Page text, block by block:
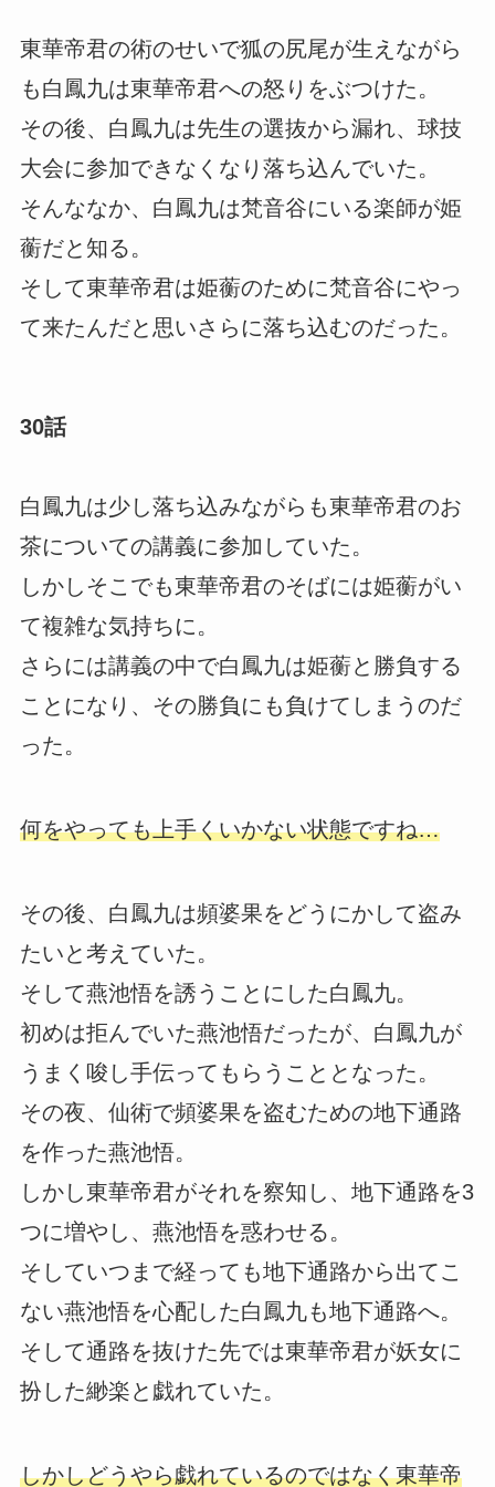
東華帝君の術のせいで狐の尻尾が生えながら
も白鳳九は東華帝君への怒りをぶつけた。
その後、白鳳九は先生の選抜から漏れ、球技
大会に参加できなくなり落ち込んでいた。
そんななか、白鳳九は梵音谷にいる楽師が姫
蘅だと知る。
そして東華帝君は姫蘅のために梵音谷にやっ
て来たんだと思いさらに落ち込むのだった。
30話
白鳳九は少し落ち込みながらも東華帝君のお
茶についての講義に参加していた。
しかしそこでも東華帝君のそばには姫蘅がい
て複雑な気持ちに。
さらには講義の中で白鳳九は姫蘅と勝負する
ことになり、その勝負にも負けてしまうのだ
った。
何をやっても上手くいかない状態ですね…
その後、白鳳九は頻婆果をどうにかして盗み
たいと考えていた。
そして燕池悟を誘うことにした白鳳九。
初めは拒んでいた燕池悟だったが、白鳳九が
うまく唆し手伝ってもらうこととなった。
その夜、仙術で頻婆果を盗むための地下通路
を作った燕池悟。
しかし東華帝君がそれを察知し、地下通路を3
つに増やし、燕池悟を惑わせる。
そしていつまで経っても地下通路から出てこ
ない燕池悟を心配した白鳳九も地下通路へ。
そして通路を抜けた先では東華帝君が妖女に
扮した緲楽と戯れていた。
しかしどうやら戯れているのではなく東華帝